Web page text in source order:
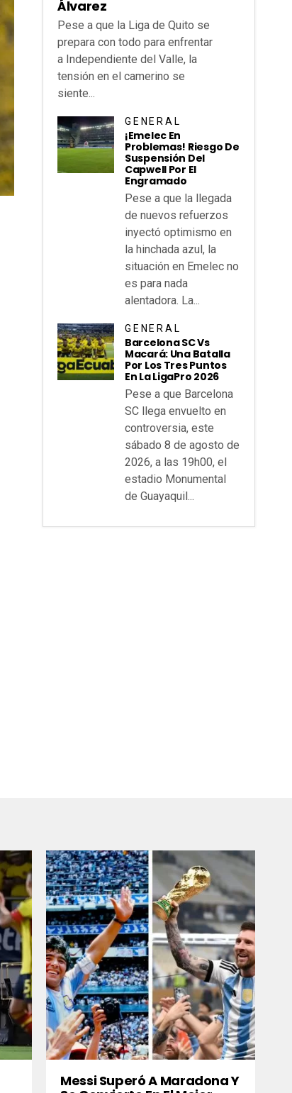
Álvarez
Pese a que la Liga de Quito se
prepara con todo para enfrentar
a Independiente del Valle, la
tensión en el camerino se
siente...
GENERAL
¡Emelec En
Problemas! Riesgo De
Suspensión Del
Capwell Por El
Engramado
Pese a que la llegada
de nuevos refuerzos
inyectó optimismo en
la hinchada azul, la
situación en Emelec no
es para nada
alentadora. La...
GENERAL
Barcelona SC Vs
Macará: Una Batalla
Por Los Tres Puntos
En La LigaPro 2026
Pese a que Barcelona
SC llega envuelto en
controversia, este
sábado 8 de agosto de
2026, a las 19h00, el
estadio Monumental
de Guayaquil...
Messi Superó A Maradona Y